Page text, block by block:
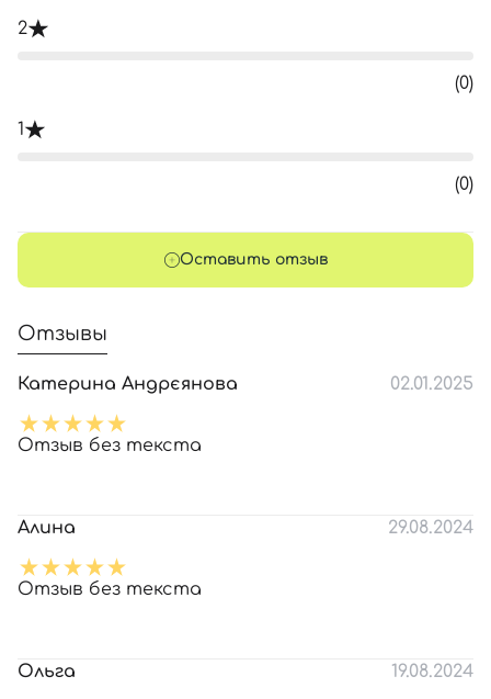
2
(0)
1
(0)
Оставить отзыв
Отзывы
Катерина Андрєянова 02.01.2025
Отзыв без текста
Алина 29.08.2024
Отзыв без текста
Ольга 19.08.2024